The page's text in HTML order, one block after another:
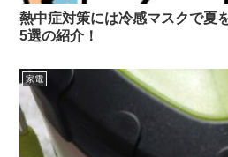
熱中症対策には冷感マスクで夏
5選の紹介！
家電